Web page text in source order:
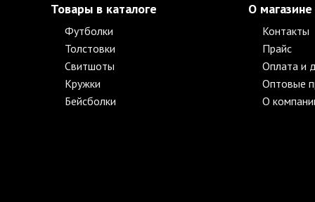
Товары в каталоге
Футболки
Толстовки
Свитшоты
Кружки
Бейсболки
О магазине
Контакты
Прайс
Оплата и
Оптовые
О